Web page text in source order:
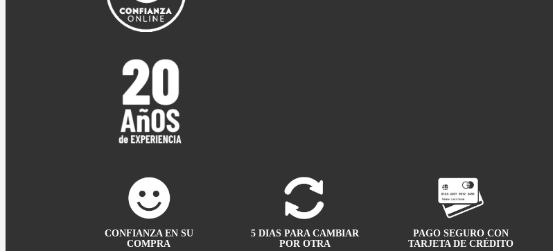
CONFIANZA EN SU
COMPRA
5 DIAS PARA CAMBIAR
POR OTRA
PAGO SEGURO CON
TARJETA DE CRÉDITO